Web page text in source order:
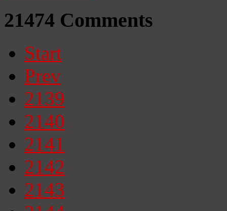
21474 Comments
Start
Prev
2139
2140
2141
2142
2143